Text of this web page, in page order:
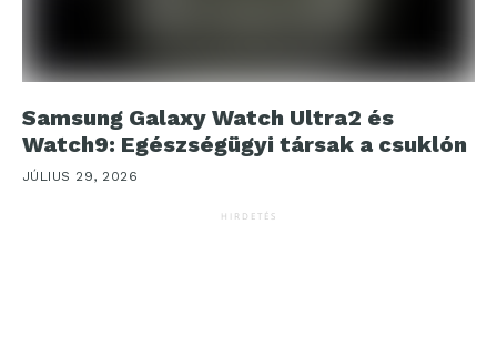
Samsung Galaxy Watch Ultra2 és
Watch9: Egészségügyi társak a csuklón
JÚLIUS 29, 2026
HIRDETÉS